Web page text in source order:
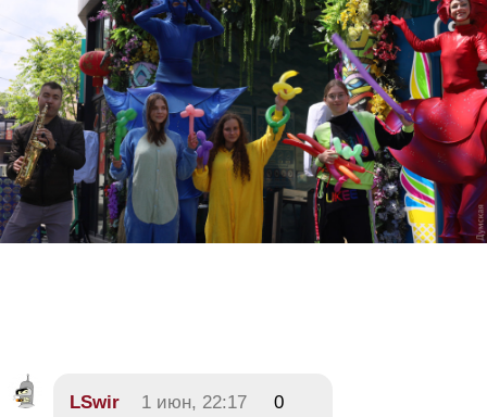
LSwir 1 июн, 22:17
0